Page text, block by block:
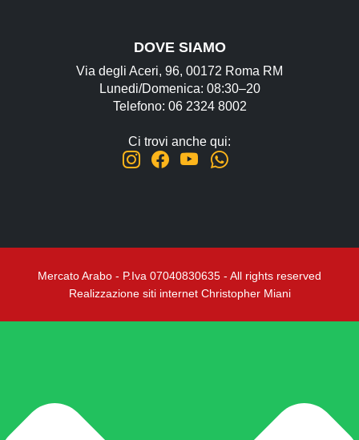
DOVE SIAMO
Via degli Aceri, 96, 00172 Roma RM
Lunedi/Domenica: 08:30–20
Telefono: 06 2324 8002
Ci trovi anche qui:
Mercato Arabo - P.Iva 07040830635 - All rights reserved
Realizzazione siti internet Christopher Miani